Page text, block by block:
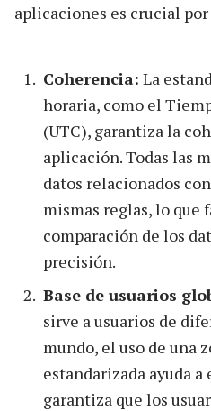
aplicaciones es crucial
Coherencia: La
horaria, como el
(UTC), garantiza la
aplicación. Todas las
datos relacionados
mismas reglas, lo
comparación de los
precisión.
Base de usuarios
sirve a usuarios de
mundo, el uso de una
estandarizada ayuda
garantiza que los